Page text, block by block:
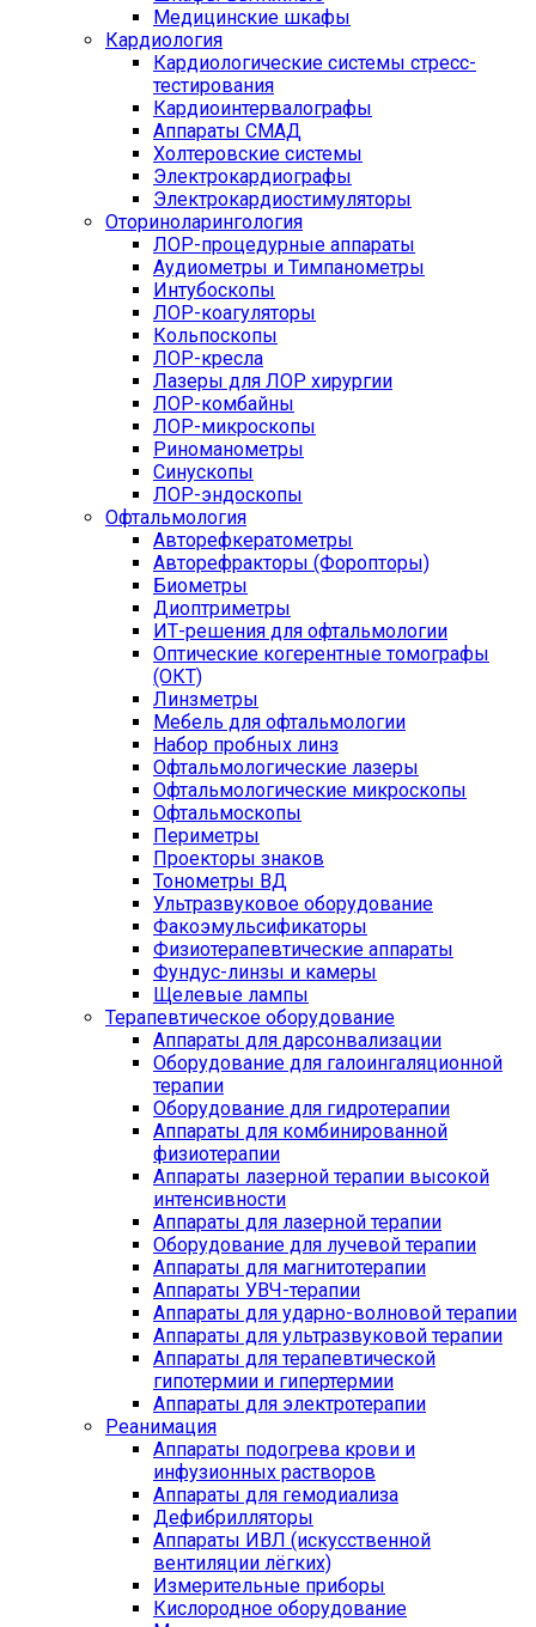
Медицинские шкафы
Кардиология
Кардиологические системы стресс-
тестирования
Кардиоинтервалографы
Аппараты СМАД
Холтеровские системы
Электрокардиографы
Электрокардиостимуляторы
Оториноларингология
ЛОР-процедурные аппараты
Аудиометры и Тимпанометры
Интубоскопы
ЛОР-коагуляторы
Кольпоскопы
ЛОР-кресла
Лазеры для ЛОР хирургии
ЛОР-комбайны
ЛОР-микроскопы
Риноманометры
Синускопы
ЛОР-эндоскопы
Офтальмология
Авторефкератометры
Авторефракторы (Форопторы)
Биометры
Диоптриметры
ИТ-решения для офтальмологии
Оптические когерентные томографы
(ОКТ)
Линзметры
Мебель для офтальмологии
Набор пробных линз
Офтальмологические лазеры
Офтальмологические микроскопы
Офтальмоскопы
Периметры
Проекторы знаков
Тонометры ВД
Ультразвуковое оборудование
Факоэмульсификаторы
Физиотерапевтические аппараты
Фундус-линзы и камеры
Щелевые лампы
Терапевтическое оборудование
Аппараты для дарсонвализации
Оборудование для галоингаляционной
терапии
Оборудование для гидротерапии
Аппараты для комбинированной
физиотерапии
Аппараты лазерной терапии высокой
интенсивности
Аппараты для лазерной терапии
Оборудование для лучевой терапии
Аппараты для магнитотерапии
Аппараты УВЧ-терапии
Аппараты для ударно-волновой терапии
Аппараты для ультразвуковой терапии
Аппараты для терапевтической
гипотермии и гипертермии
Аппараты для электротерапии
Реанимация
Аппараты подогрева крови и
инфузионных растворов
Аппараты для гемодиализа
Дефибрилляторы
Аппараты ИВЛ (искусственной
вентиляции лёгких)
Измерительные приборы
Кислородное оборудование